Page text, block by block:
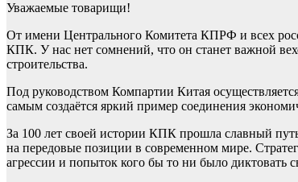
Уважаемые товарищи!
От имени Центрального Комитета КПРФ и всех
КПК. У нас нет сомнений, что он станет важной
строительства.
Под руководством Компартии Китая
самым создаётся яркий пример соединения
За 100 лет своей истории КПК прошла славный
на передовые позиции в современном мире.
агрессии и попыток кого бы то ни было диктовать